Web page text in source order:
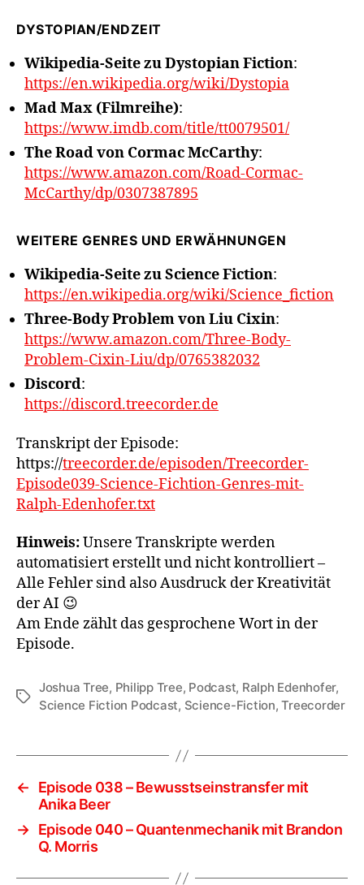
DYSTOPIAN/ENDZEIT
Wikipedia-Seite zu Dystopian Fiction:
https://en.wikipedia.org/wiki/Dystopia
Mad Max (Filmreihe):
https://www.imdb.com/title/tt0079501/
The Road von Cormac McCarthy:
https://www.amazon.com/Road-Cormac-
McCarthy/dp/0307387895
WEITERE GENRES UND ERWÄHNUNGEN
Wikipedia-Seite zu Science Fiction:
https://en.wikipedia.org/wiki/Science_fiction
Three-Body Problem von Liu Cixin:
https://www.amazon.com/Three-Body-
Problem-Cixin-Liu/dp/0765382032
Discord:
https://discord.treecorder.de
Transkript der Episode:
https://treecorder.de/episoden/Treecorder-
Episode039-Science-Fichtion-Genres-mit-
Ralph-Edenhofer.txt
Hinweis:Unsere Transkripte werden
automatisiert erstellt und nicht kontrolliert –
Alle Fehler sind also Ausdruck der Kreativität
der AI 😉
Am Ende zählt das gesprochene Wort in der
Episode.
Schlagwörter
Joshua Tree, Philipp Tree, Podcast, Ralph Edenhofer,
Science Fiction Podcast, Science-Fiction,Treecorder
←
Episode 038 – Bewusstseinstransfer mit
Anika Beer
→ Episode 040 – Quantenmechanik mit Brandon
Q. Morris